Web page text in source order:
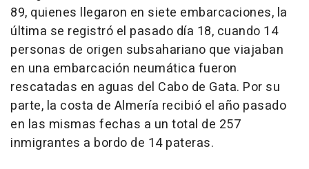
89, quienes llegaron en siete embarcaciones, la
última se registró el pasado día 18, cuando 14
personas de origen subsahariano que viajaban
en una embarcación neumática fueron
rescatadas en aguas del Cabo de Gata. Por su
parte, la costa de Almería recibió el año pasado
en las mismas fechas a un total de 257
inmigrantes a bordo de 14 pateras.